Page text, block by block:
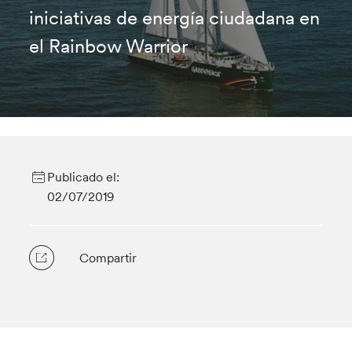
iniciativas de energía ciudadana en
el Rainbow Warrior
Publicado el:
02/07/2019
Compartir